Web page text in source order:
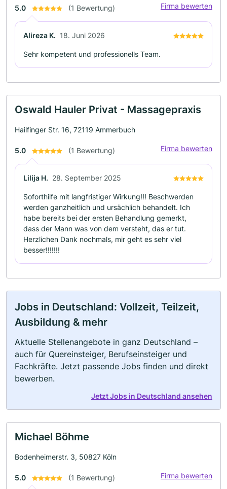
5.0 (1 Bewertung) Firma bewerten
Alireza K. 18. Juni 2026
Sehr kompetent und professionells Team.
Oswald Hauler Privat - Massagepraxis
Hailfinger Str. 16, 72119 Ammerbuch
5.0 (1 Bewertung) Firma bewerten
Lilija H. 28. September 2025
Soforthilfe mit langfristiger Wirkung!!! Beschwerden
werden ganzheitlich und ursächlich behandelt. Ich
habe bereits bei der ersten Behandlung gemerkt,
dass der Mann was von dem versteht, das er tut.
Herzlichen Dank nochmals, mir geht es sehr viel
besser!!!!!!!
Jobs in Deutschland: Vollzeit, Teilzeit,
Ausbildung & mehr
Aktuelle Stellenangebote in ganz Deutschland –
auch für Quereinsteiger, Berufseinsteiger und
Fachkräfte. Jetzt passende Jobs finden und direkt
bewerben.
Jetzt Jobs in Deutschland ansehen
Michael Böhme
Bodenheimerstr. 3, 50827 Köln
5.0 (1 Bewertung) Firma bewerten